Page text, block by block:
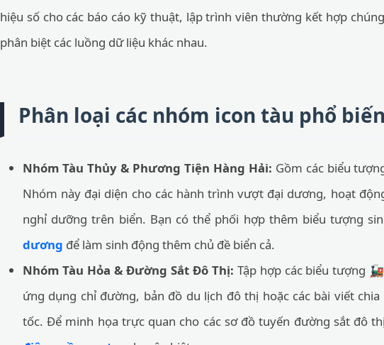
hiệu số cho các báo cáo kỹ thuật, lập trình viên thường kết hợp
phân biệt các luồng dữ liệu khác nhau.
Phân loại các nhóm icon tàu phổ
Nhóm Tàu Thủy & Phương Tiện Hàng Hải: Gồm các biểu
Nhóm này đại diện cho các hành trình vượt đại dương, hoạt
nghỉ dưỡng trên biển. Bạn có thể phối hợp thêm biểu tượng
dương để làm sinh động thêm chủ đề biển cả.
Nhóm Tàu Hỏa & Đường Sắt Đô Thị: Tập hợp các biểu tượng
ứng dụng chỉ đường, bản đồ du lịch đô thị hoặc các bài viết
tốc. Để minh họa trực quan cho các sơ đồ tuyến đường sắt đô